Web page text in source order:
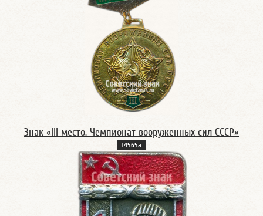
Знак «III место. Чемпионат вооруженных сил СССР»
14565а